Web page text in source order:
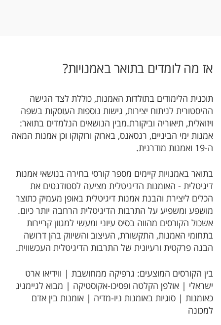
אז מה לומדים בתואר באמנויות?
תוכנית הלימודים בתולדות האמנות, כוללת לצד הגישה
ההיסטורית לניתוח יצירות, גישות נוספות העוסקות בשפה
ויזואלית, תיאוריה וביקורת.מבין הנושאים הנלמדים בתואר:
אמנות ימי הביניים, רנסאנס, בארוק ורוקוקו וכן אמנות המאה
ה-19 ואמנות מודרנית.
בתואר באמנויות קיימים מספר קורסי בחירה בנושאי אמנות
דיגיטלית - האומנות הדיגיטלית מציעה לסטודנטים את
הכלים ליצירת והבנת אמנות דיגיטלית באופן מעמיק כתוצר
מושפע ומשפיע על התרבות הדיגיטלית הרחבה יותר כיום.
אשכול הקורסים מהווה בסיס עיוני ומעשי למגוון קריירות
בתחומי האמנות, התקשורת, העיצוב והשיווק בהן דרושה
הבנה פרקטית ורעיונית של התרבות הדיגיטלית העכשווית.
בין הקורסים המוצעים: גרפיקה ממחושבת | ווידיאו ארט
ישראלי | אולפן הקלטה ופסיכו-אקוסטיקה | מבוא לגיימניג
כאומנות | סוגיות באומנות ניו-מדיה | אומנות בין אדם
למכונה